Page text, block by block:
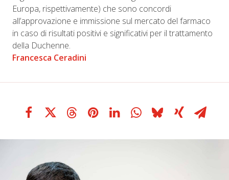
Europa, rispettivamente) che sono concordi
all’approvazione e immissione sul mercato del farmaco
in caso di risultati positivi e significativi per il trattamento
della Duchenne.
Francesca Ceradini